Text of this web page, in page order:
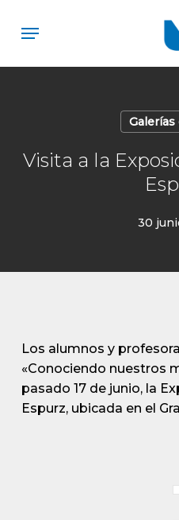
content
Menu
Visita a la
30
Los alumnos y
«Conociendo nuestros
pasado 17 de junio, la
Espurz, ubicada en el